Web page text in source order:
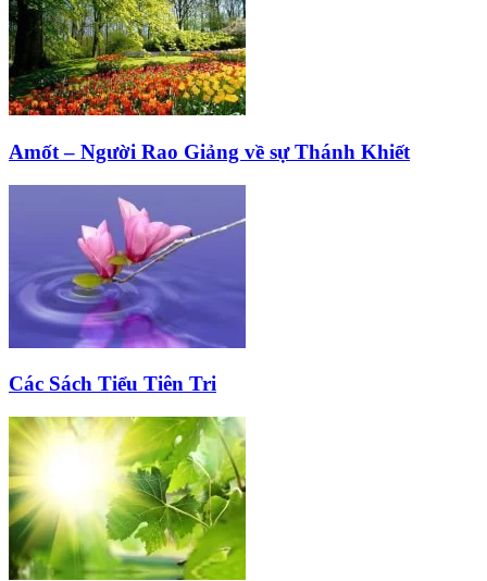
Amốt – Người Rao Giảng về sự Thánh Khiết
Các Sách Tiểu Tiên Tri